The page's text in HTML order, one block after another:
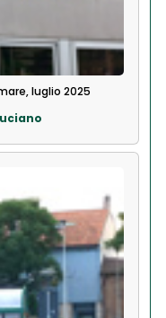
luglio 2025